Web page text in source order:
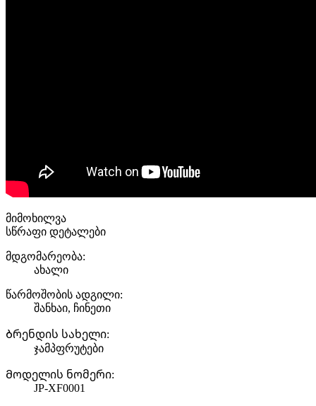
მიმოხილვა
სწრაფი დეტალები
მდგომარეობა:
ახალი
წარმოშობის ადგილი:
შანხაი, ჩინეთი
Ბრენდის სახელი:
ჯამპფრუტები
Მოდელის ნომერი:
JP-XF0001